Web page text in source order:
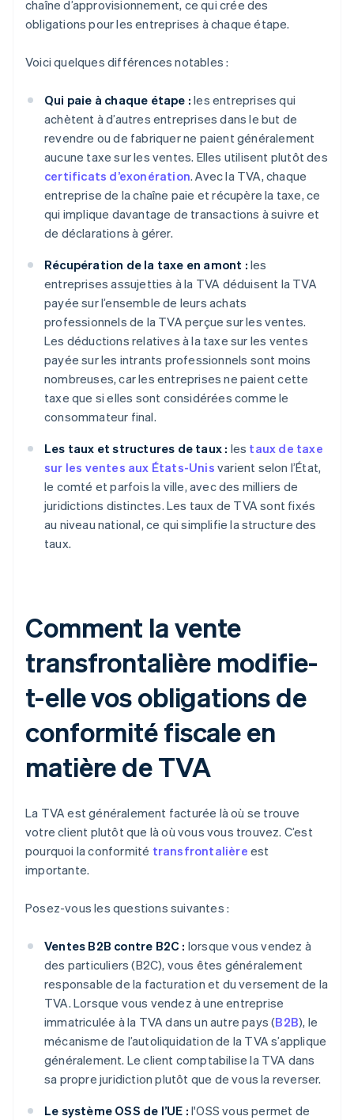
chaîne d’approvisionnement, ce qui crée des
obligations pour les entreprises à chaque étape.
Voici quelques différences notables :
Qui paie à chaque étape : les entreprises qui
achètent à d’autres entreprises dans le but de
revendre ou de fabriquer ne paient généralement
aucune taxe sur les ventes. Elles utilisent plutôt des
certificats d’exonération. Avec la TVA, chaque
entreprise de la chaîne paie et récupère la taxe, ce
qui implique davantage de transactions à suivre et
de déclarations à gérer.
Récupération de la taxe en amont : les
entreprises assujetties à la TVA déduisent la TVA
payée sur l’ensemble de leurs achats
professionnels de la TVA perçue sur les ventes.
Les déductions relatives à la taxe sur les ventes
payée sur les intrants professionnels sont moins
nombreuses, car les entreprises ne paient cette
taxe que si elles sont considérées comme le
consommateur final.
Les taux et structures de taux : les taux de taxe
sur les ventes aux États-Unis varient selon l’État,
le comté et parfois la ville, avec des milliers de
juridictions distinctes. Les taux de TVA sont fixés
au niveau national, ce qui simplifie la structure des
taux.
Comment la vente
transfrontalière modifie-
t-elle vos obligations de
conformité fiscale en
matière de TVA
La TVA est généralement facturée là où se trouve
votre client plutôt que là où vous vous trouvez. C’est
pourquoi la conformité transfrontalière est
importante.
Posez-vous les questions suivantes :
Ventes B2B contre B2C : lorsque vous vendez à
des particuliers (B2C), vous êtes généralement
responsable de la facturation et du versement de la
TVA. Lorsque vous vendez à une entreprise
immatriculée à la TVA dans un autre pays (B2B), le
mécanisme de l’autoliquidation de la TVA s’applique
généralement. Le client comptabilise la TVA dans
sa propre juridiction plutôt que de vous la reverser.
Le système OSS de l’UE : l'OSS vous permet de